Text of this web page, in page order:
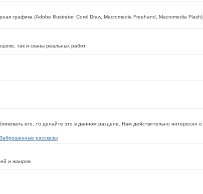
графика (Adobe Illustrator, Corel Draw, Macromedia Freehand, Macromedia Flash),
так и сканы реальных работ.
его, то делайте это в данном разделе. Нам действительно интересно о
Заброшенные рассказы
и жанров